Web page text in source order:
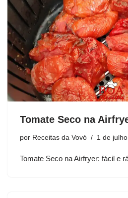
Tomate Seco na
por Receitas da Vovó 1 de
Tomate Seco na Airfryer: fácil e